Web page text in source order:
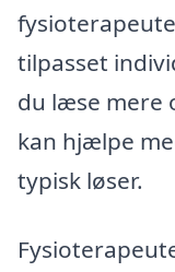
tilpasset
du læse mere
kan hjælpe
typisk løser.